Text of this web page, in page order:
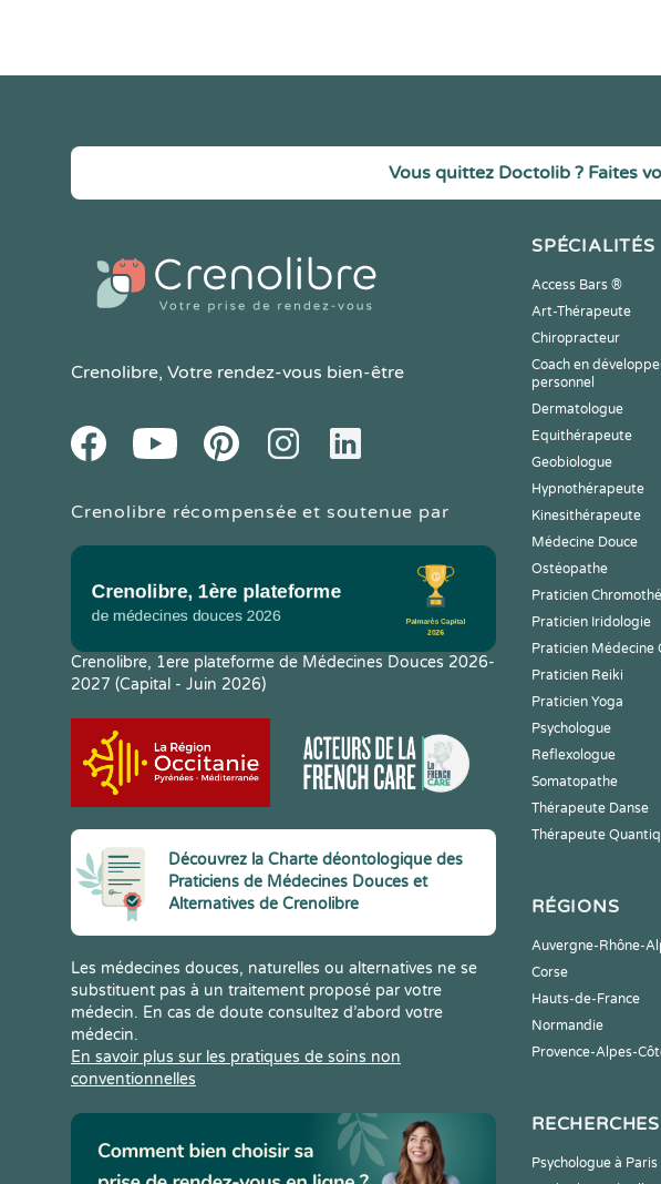
Vous quittez Doctolib ? Faites
Crenolibre, Votre rendez-vous bien-être
FacebookYoutube PinteresetInstagramLinkedIn
Crenolibre récompensée et soutenue par
Crenolibre, 1ere plateforme de Médecines Douces 2026-
2027 (Capital - Juin 2026)
Découvrez la Charte déontologique des
Praticiens de Médecines Douces et
Alternatives de Crenolibre
Les médecines douces, naturelles ou alternatives ne se
substituent pas à un traitement proposé par votre
médecin. En cas de doute consultez d’abord votre
médecin.
En savoir plus sur les pratiques de soins non
conventionnelles
SPÉCIALITÉS
Access Bars ®
Art-Thérapeute
Chiropracteur
Coach en
personnel
Dermatologue
Equithérapeute
Geobiologue
Hypnothérapeute
Kinesithérapeute
Médecine Douce
Ostéopathe
Praticien
Praticien Iridologie
Praticien Médecine
Praticien Reiki
Praticien Yoga
Psychologue
Reflexologue
Somatopathe
Thérapeute Danse
Thérapeute
RÉGIONS
Auvergne-Rhône-
Corse
Hauts-de-France
Normandie
Provence-Alpes-
Psychologue à Paris